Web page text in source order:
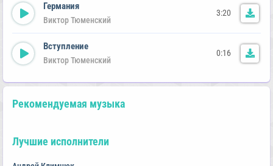
Германия
Виктор Тюменский
3:20
Вступление
Виктор Тюменский
0:16
Рекомендуемая музыка
Лучшие исполнители